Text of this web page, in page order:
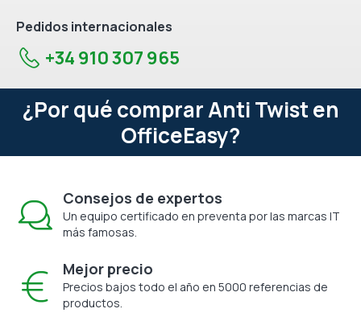
Pedidos internacionales
+34 910 307 965
¿Por qué comprar Anti Twist en
OfficeEasy?
Consejos de expertos
Un equipo certificado en preventa por las marcas IT
más famosas.
Mejor precio
Precios bajos todo el año en 5000 referencias de
productos.